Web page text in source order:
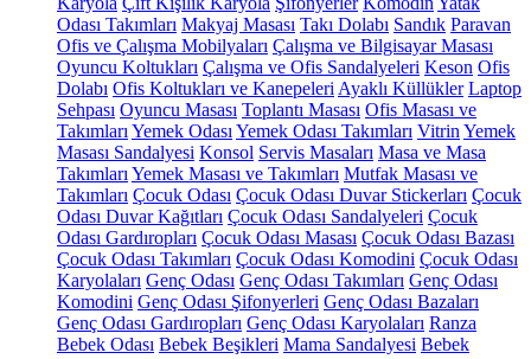
Odası Takımları Makyaj Masası Takı Dolabı Sandık Paravan
Ofis ve Çalışma Mobilyaları Çalışma ve Bilgisayar Masası
Oyuncu Koltukları Çalışma ve Ofis Sandalyeleri Keson Ofis
Dolabı Ofis Koltukları ve Kanepeleri Ayaklı Küllükler Laptop
Sehpası Oyuncu Masası Toplantı Masası Ofis Masası ve
Takımları Yemek Odası Yemek Odası Takımları Vitrin Yemek
Masası Sandalyesi Konsol Servis Masaları Masa ve Masa
Takımları Yemek Masası ve Takımları Mutfak Masası ve
Takımları Çocuk Odası Çocuk Odası Duvar Stickerları Çocuk
Odası Duvar Kağıtları Çocuk Odası Sandalyeleri Çocuk
Odası Gardıropları Çocuk Odası Masası Çocuk Odası Bazası
Çocuk Odası Takımları Çocuk Odası Komodini Çocuk Odası
Karyolaları Genç Odası Genç Odası Takımları Genç Odası
Komodini Genç Odası Şifonyerleri Genç Odası Bazaları
Genç Odası Gardıropları Genç Odası Karyolaları Ranza
Bebek Odası Bebek Beşikleri Mama Sandalyesi Bebek